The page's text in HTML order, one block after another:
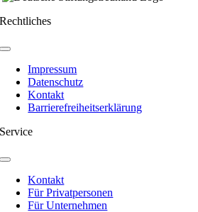
Rechtliches
Toggle
NavigationImpressum
Datenschutz
Kontakt
Barrierefreiheitserklärung
Service
Toggle
NavigationKontakt
Für Privatpersonen
Für Unternehmen